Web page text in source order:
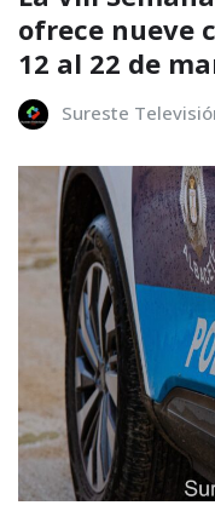
ofrece nueve
12 al 22 de
Sureste